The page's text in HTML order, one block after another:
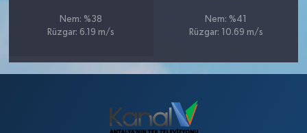
Nem: %38
Rüzgar: 6.19 m/s
Nem: %41
Rüzgar: 10.69 m/s